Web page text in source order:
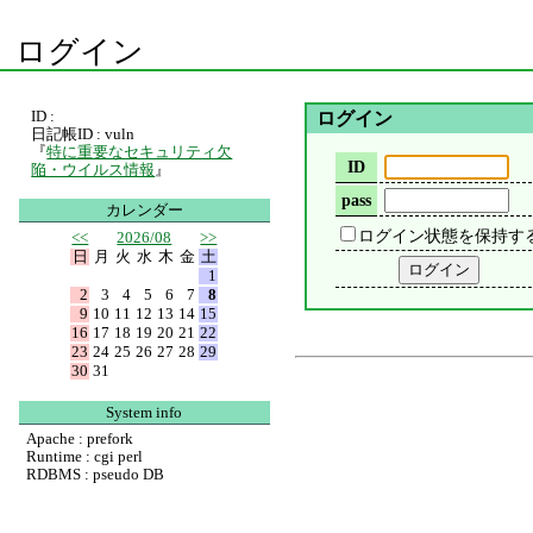
ログイン
ログイン
ID
pass
ログイン状態を保持す
ID :
日記帳ID : vuln
『特に重要なセキュリティ欠
陥・ウイルス情報 』
カレンダー
<<
2026/08
>>
日
月 火 水 木 金 土
1
2
3 4 5 6 7
8
9 10 11 12 13 14 15
16 17 18 19 20 21 22
23 24 25 26 27 28 29
30 31
System info
Apache : prefork
Runtime : cgi perl
RDBMS : pseudo DB